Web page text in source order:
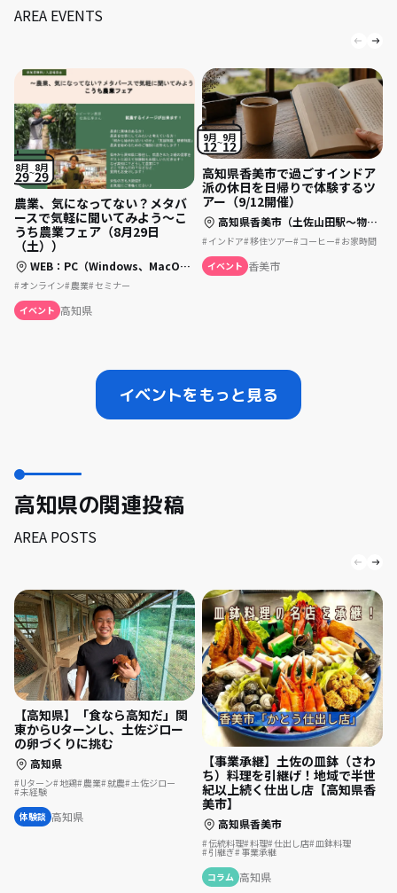
AREA EVENTS
8月
29
8月
29
農業、気になってない？メタバ
ースで気軽に聞いてみよう～こ
うち農業フェア（8月29日
（土））
WEB：PC（Windows、MacOS）、スマートフォン、タブレット端末でご参加下さい
オンライン 農業 セミナー
イベント 高知県
9月
12
9月
12
高知県香美市で過ごすインドア
派の休日を日帰りで体験するツ
アー（9/12開催）
高知県香美市（土佐山田駅〜物部町大栃）
インドア 移住ツアー コーヒー お家時間
イベント 香美市
イベントをもっと見る
高知県の関連投稿
AREA POSTS
【高知県】「食なら高知だ」関
東からUターンし、土佐ジロー
の卵づくりに挑む
高知県
Uターン 地鶏 農業 就農 土佐ジロー
未経験
体験談 高知県
【事業承継】土佐の皿鉢（さわ
ち）料理を引継げ！地域で半世
紀以上続く仕出し店【高知県香
美市】
高知県香美市
伝統料理 料理 仕出し店 皿鉢料理
引継ぎ 事業承継
コラム 高知県